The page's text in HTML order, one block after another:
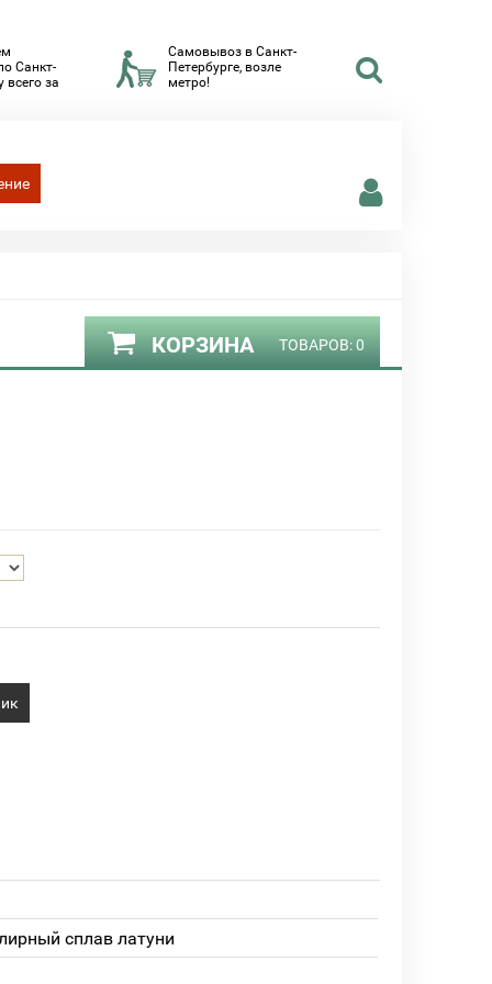
Самовывоз в Санкт-
Петербурге, возле
метро!
Санкт-
всего за
КОРЗИНА ТОВАРОВ:0
сплав латуни